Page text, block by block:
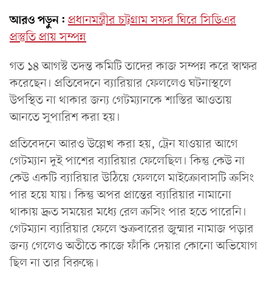
আরও পড়ুন: প্রধানমন্ত্রীর চট্টগ্রাম সফর ঘিরে সিডিএর
প্রস্তুতি প্রায় সম্পন্ন
গত ১৪ আগস্ট তদন্ত কমিটি তাদের কাজ সম্পন্ন করে স্বাক্ষর
করেছেন। প্রতিবেদনে ব্যারিয়ার ফেললেও ঘটনাস্থলে
উপস্থিত না থাকার জন্য গেটম্যানকে শাস্তির আওতায়
আনতে সুপারিশ করা হয়।
প্রতিবেদনে আরও উল্লেখ করা হয়, ট্রেন যাওয়ার আগে
গেটম্যান দুই পাশের ব্যারিয়ার ফেলেছিল। কিন্তু কেউ না
কেউ একটি ব্যারিয়ার উঠিয়ে ফেললে মাইক্রোবাসটি ক্রসিং
পার হয়ে যায়। কিন্তু অপর প্রান্তের ব্যারিয়ার নামানো
থাকায় দ্রুত সময়ের মধ্যে রেল ক্রসিং পার হতে পারেনি।
গেটম্যান ব্যারিয়ার ফেলে শুক্রবারের জুম্মার নামাজ পড়ার
জন্য গেলেও অতীতে কাজে ফাঁকি দেয়ার কোনো অভিযোগ
ছিল না তার বিরুদ্ধে।